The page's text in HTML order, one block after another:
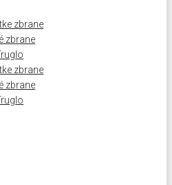
zbrane
zbrane
zbrane
zbrane